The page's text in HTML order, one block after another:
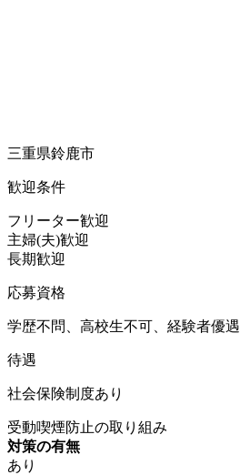
三重県鈴鹿市
歓迎条件
フリーター歓迎
主婦(夫)歓迎
長期歓迎
応募資格
学歴不問、高校生不可、経験者優遇
待遇
社会保険制度あり
受動喫煙防止の取り組み
対策の有無
あり